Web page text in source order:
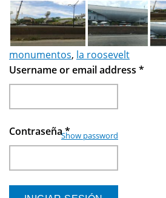
monumentos, la roosevelt
Username or email address *
Contraseña*
Show password